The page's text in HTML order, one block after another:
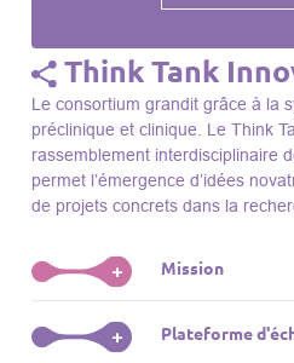
Think Tank
Le consortium grandit grâce à la
préclinique et clinique. Le Think
rassemblement interdisciplinaire
permet l’émergence d’idées
de projets concrets dans la
+ Mission
Le Think Tank initie des projets,
R&D, identifie des porteurs et
+ Plateforme